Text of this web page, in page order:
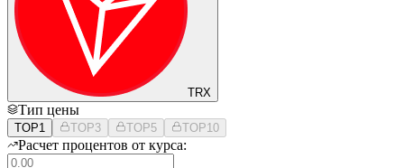
TRX
Тип цены
TOP1 TOP3 TOP5 TOP10
Расчет процентов от курса: